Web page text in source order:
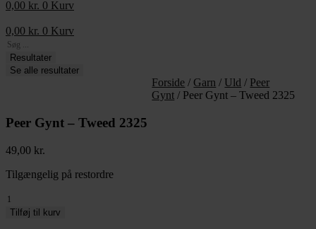
0,00 kr. 0 Kurv
0,00 kr. 0 Kurv
Search
...Resultater
Se alle resultater
Forside / Garn / Uld / Peer
Gynt / Peer Gynt – Tweed 2325
Peer Gynt – Tweed 2325
49,00 kr.
Tilgængelig på restordre
Peer
Gynt
Tilføj til kurv